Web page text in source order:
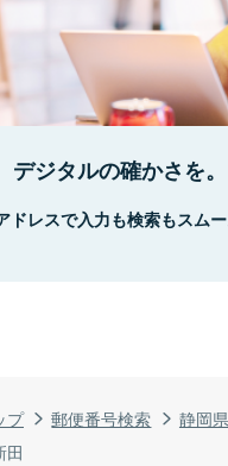
プ 郵便番号検索 静岡県
田
デジタルの確かさを。
ドレスで入力も検索もスムー